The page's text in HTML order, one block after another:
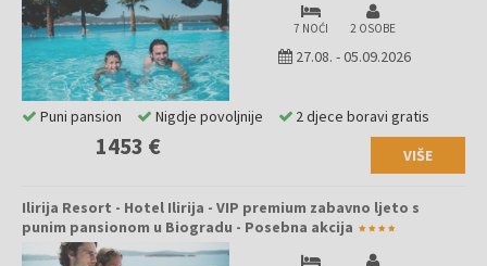
7 NOĆI 2 OSOBE
27.08. -05.09.2026
1453 € VIŠE
Puni pansion Nigdje povoljnije 2 djece boravi gratis
Ilirija Resort - Hotel Ilirija - VIP premium zabavno ljeto s
punim pansionom u Biogradu - Posebna akcija